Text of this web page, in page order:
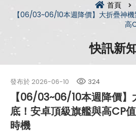
首頁
【06/03~06/10本週降價】大折疊神
高
快訊新
發布於 2026-06-10 324
【06/03~06/10本週降價
底！安卓頂級旗艦與高CP
時機